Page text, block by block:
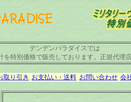
デンデンパラダイスでは
を特別価格で販売しております。正規代理
取り引き お支払い・送料 お問い合わせ 会